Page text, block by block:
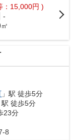
：15,000円 )
-
」駅 徒歩5分
駅 徒歩5分
23分
8